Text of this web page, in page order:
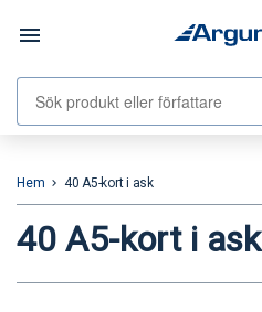
menu
Hem keyboard_arrow_right 40 A5-kort i ask
40 A5-kort i ask